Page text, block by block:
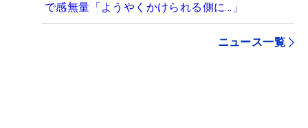
で感無量「ようやくかけられる側に…」
ニュース一覧